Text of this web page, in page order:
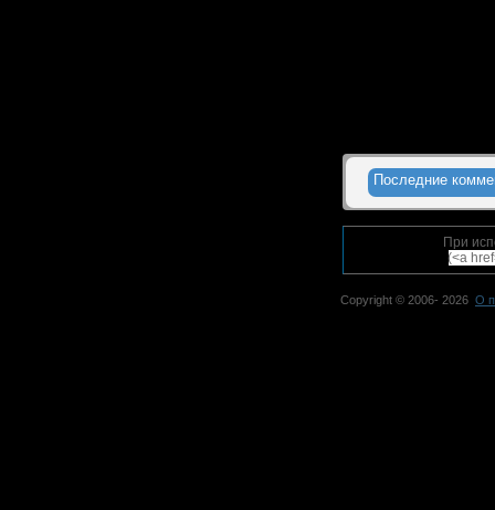
Последние
При
(<a
Copyright © 2006- 2026 О